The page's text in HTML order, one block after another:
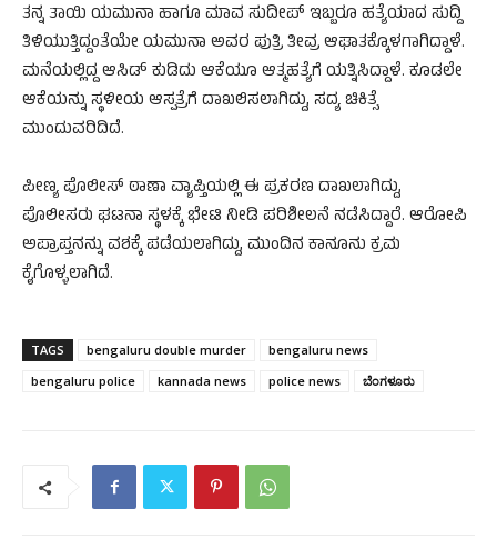
ತನ್ನ ತಾಯಿ ಯಮುನಾ ಹಾಗೂ ಮಾವ ಸುದೀಪ್ ಇಬ್ಬರೂ ಹತ್ಯೆಯಾದ ಸುದ್ದಿ
ತಿಳಿಯುತ್ತಿದ್ದಂತೆಯೇ ಯಮುನಾ ಅವರ ಪುತ್ರಿ ತೀವ್ರ ಆಘಾತಕ್ಕೊಳಗಾಗಿದ್ದಾಳೆ.
ಮನೆಯಲ್ಲಿದ್ದ ಆಸಿಡ್ ಕುಡಿದು ಆಕೆಯೂ ಆತ್ಮಹತ್ಯೆಗೆ ಯತ್ನಿಸಿದ್ದಾಳೆ. ಕೂಡಲೇ
ಆಕೆಯನ್ನು ಸ್ಥಳೀಯ ಆಸ್ಪತ್ರೆಗೆ ದಾಖಲಿಸಲಾಗಿದ್ದು, ಸದ್ಯ ಚಿಕಿತ್ಸೆ
ಮುಂದುವರಿದಿದೆ.
ಪೀಣ್ಯ ಪೊಲೀಸ್ ಠಾಣಾ ವ್ಯಾಪ್ತಿಯಲ್ಲಿ ಈ ಪ್ರಕರಣ ದಾಖಲಾಗಿದ್ದು,
ಪೊಲೀಸರು ಘಟನಾ ಸ್ಥಳಕ್ಕೆ ಭೇಟಿ ನೀಡಿ ಪರಿಶೀಲನೆ ನಡೆಸಿದ್ದಾರೆ. ಆರೋಪಿ
ಅಪ್ರಾಪ್ತನನ್ನು ವಶಕ್ಕೆ ಪಡೆಯಲಾಗಿದ್ದು, ಮುಂದಿನ ಕಾನೂನು ಕ್ರಮ
ಕೈಗೊಳ್ಳಲಾಗಿದೆ.
TAGS bengaluru double murder
bengaluru news
bengaluru police
kannada news police news ಬೆಂಗಳೂರು